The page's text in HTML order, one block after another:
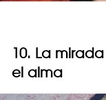
10. La
el alma